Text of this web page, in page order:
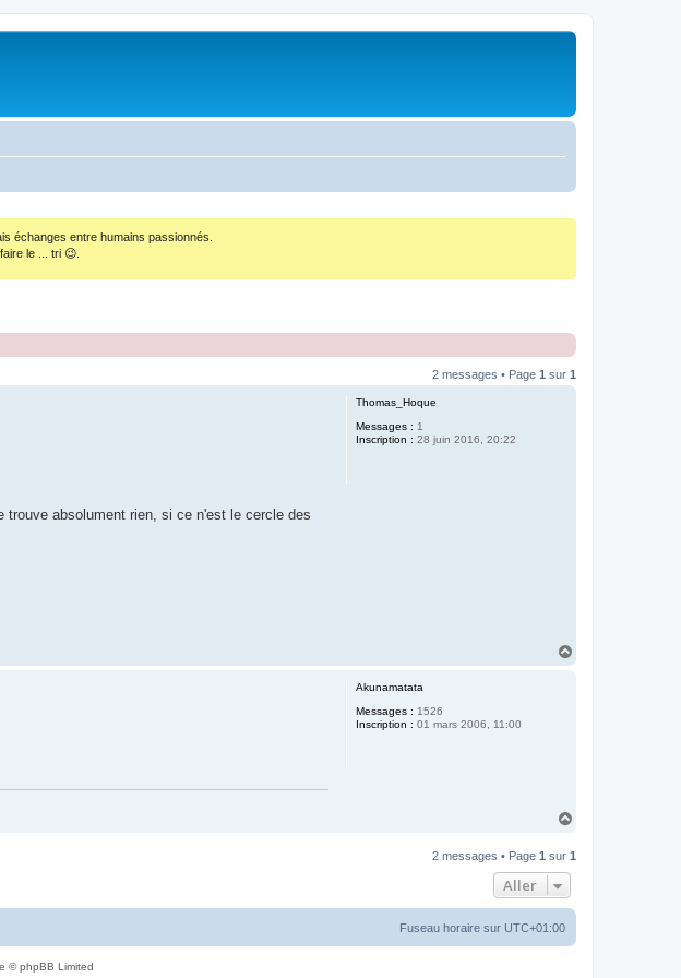
échanges entre humains passionnés.
le ... tri 😉.
2 messages • Page 1 sur 1
Thomas_Hoque
Messages : 1
Inscription : 28 juin 2016, 20:22
absolument rien, si ce n'est le cercle des
Akunamatata
Messages : 1526
Inscription : 01 mars 2006, 11:00
t
2 messages • Page 1 sur 1
Aller
Fuseau horaire sur UTC+01:00
© phpBB Limited